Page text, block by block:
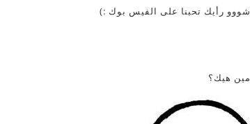
شووو رأيك تحبنا على الفيس بوك :)
مين هيك؟